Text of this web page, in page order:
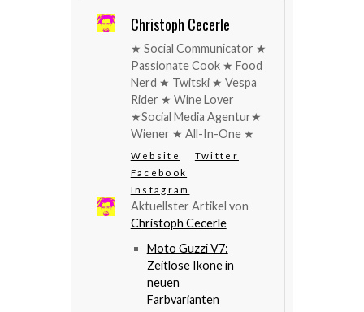
Christoph Cecerle
★ Social Communicator ★
Passionate Cook ★ Food
Nerd ★ Twitski ★ Vespa
Rider ★ Wine Lover
★Social Media Agentur★
Wiener ★ All-In-One ★
Website
Twitter
Facebook
Instagram
Aktuellster Artikel von
Christoph Cecerle
Moto Guzzi V7:
Zeitlose Ikone in
neuen
Farbvarianten